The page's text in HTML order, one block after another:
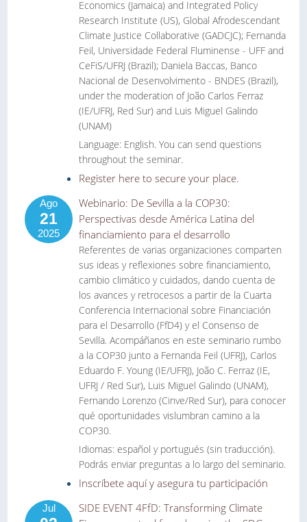
Economics (Jamaica) and Integrated Policy
Research Institute (US), Global Afrodescendant
Climate Justice Collaborative (GADCJC); Fernanda
Feil, Universidade Federal Fluminense - UFF and
CeFiS/UFRJ (Brazil); Daniela Baccas, Banco
Nacional de Desenvolvimento - BNDES (Brazil),
under the moderation of João Carlos Ferraz
(IE/UFRJ, Red Sur) and Luis Miguel Galindo
(UNAM)
Language: English. You can send questions
throughout the seminar.
Register here to secure your place.
Ago
21
2025
Webinario: De Sevilla a la COP30:
Perspectivas desde América Latina del
financiamiento para el desarrollo
Referentes de varias organizaciones comparten
sus ideas y reflexiones sobre financiamiento,
cambio climático y cuidados, dando cuenta de
los avances y retrocesos a partir de la Cuarta
Conferencia Internacional sobre Financiación
para el Desarrollo (FfD4) y el Consenso de
Sevilla. Acompáñanos en este seminario rumbo
a la COP30 junto a Fernanda Feil (UFRJ), Carlos
Eduardo F. Young (IE/UFRJ), João C. Ferraz (IE,
UFRJ / Red Sur), Luis Miguel Galindo (UNAM),
Fernando Lorenzo (Cinve/Red Sur), para conocer
qué oportunidades vislumbran camino a la
COP30.
Idiomas: español y portugués (sin traducción).
Podrás enviar preguntas a lo largo del seminario.
Inscríbete aquí y asegura tu participación
Jul
SIDE EVENT 4FfD: Transforming Climate